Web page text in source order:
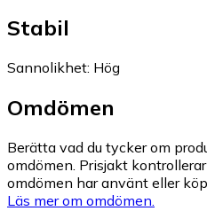
Stabil
Sannolikhet: Hög
Omdömen
Berätta vad du tycker om
omdömen. Prisjakt
omdömen har använt eller
Läs mer om omdömen.